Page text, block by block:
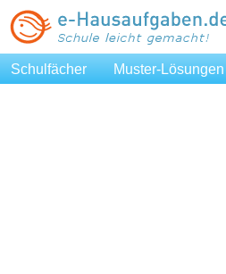
Schulfächer Muster-Lösungen